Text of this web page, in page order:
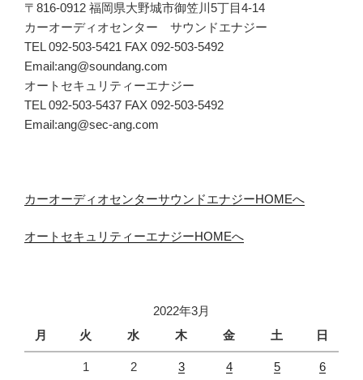
〒816-0912 福岡県大野城市御笠川5丁目4-14
カーオーディオセンター サウンドエナジー
TEL 092-503-5421 FAX 092-503-5492
Email:ang@soundang.com
オートセキュリティーエナジー
TEL 092-503-5437 FAX 092-503-5492
Email:ang@sec-ang.com
カーオーディオセンターサウンドエナジーHOMEへ
オートセキュリティーエナジーHOMEへ
2022年3月
月
火 水 木 金 土 日
1 2 3 4 5 6